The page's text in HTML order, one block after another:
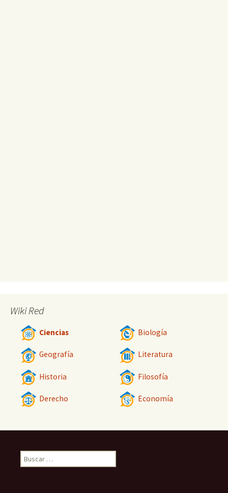
Wiki Red
Ciencias Biología
Geografía Literatura
Historia Filosofía
Derecho Economía
Buscar: